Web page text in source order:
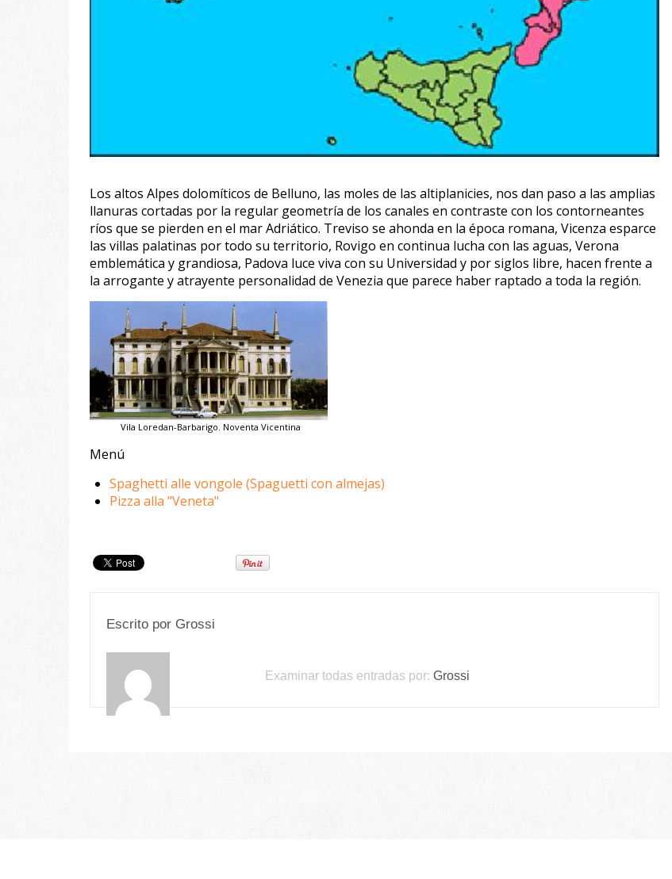
Los altos Alpes dolomíticos de Belluno, las moles de las altiplanicies, nos dan paso a las amplias
llanuras cortadas por la regular geometría de los canales en contraste con los contorneantes
ríos que se pierden en el mar Adriático. Treviso se ahonda en la época romana, Vicenza esparce
las villas palatinas por todo su territorio, Rovigo en continua lucha con las aguas, Verona
emblemática y grandiosa, Padova luce viva con su Universidad y por siglos libre, hacen frente a
la arrogante y atrayente personalidad de Venezia que parece haber raptado a toda la región.
Vila Loredan-Barbarigo. Noventa Vicentina
Menú
Spaghetti alle vongole (Spaguetti con almejas)
Pizza alla "Veneta"
Escrito por Grossi
Examinar todas entradas por: Grossi